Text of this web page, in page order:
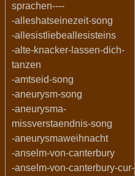
sprachen----
-alleshatseinezeit-song
-allesistliebeallesisteins
-alte-knacker-lassen-dich-
tanzen
-amtseid-song
-aneurysm-song
-aneurysma-
missverstaendnis-song
-aneurysmaweihnacht
-anselm-von-canterbury
-anselm-von-canterbury-cur-